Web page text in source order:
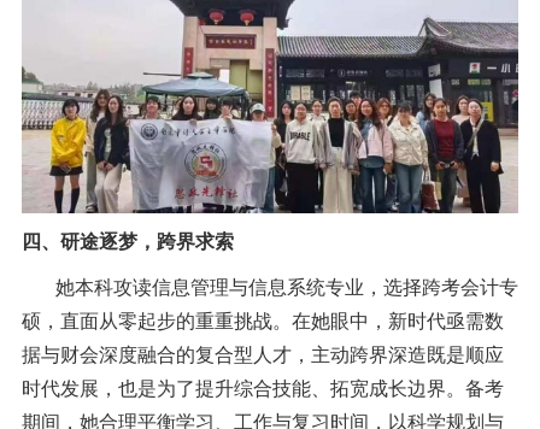
四、研途逐梦，跨界求索
她本科攻读信息管理与信息系统专业，选择跨考会计专
硕，直面从零起步的重重挑战。在她眼中，新时代亟需数
据与财会深度融合的复合型人才，主动跨界深造既是顺应
时代发展，也是为了提升综合技能、拓宽成长边界。备考
期间，她合理平衡学习、工作与复习时间，以科学规划与